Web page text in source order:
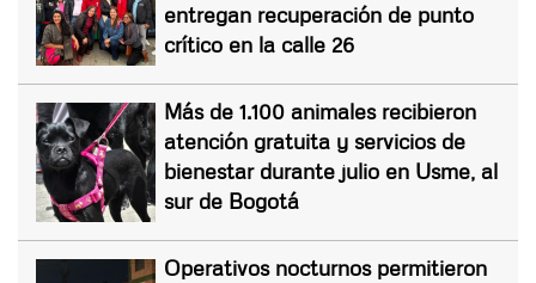
entregan recuperación de punto
crítico en la calle 26
Más de 1.100 animales recibieron
atención gratuita y servicios de
bienestar durante julio en Usme, al
sur de Bogotá
Operativos nocturnos permitieron